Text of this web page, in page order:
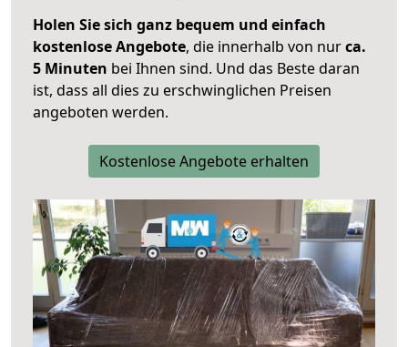
Holen Sie sich ganz bequem und einfach
kostenlose Angebote, die innerhalb von nurca.
5 Minuten bei Ihnen sind. Und das Beste daran
ist, dass all dies zu erschwinglichen Preisen
angeboten werden.
Kostenlose Angebote erhalten